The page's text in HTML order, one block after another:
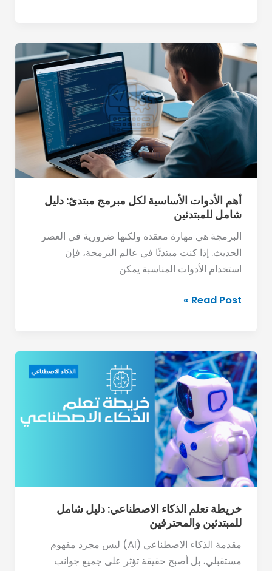
أهم الأدوات الأساسية لكل مبرمج مبتدئ: دليل
شامل للمبتدئين
البرمجة هي مهارة معقدة ولكنها ضرورية في العصر
الحديث. إذا كنت مبتدئًا في عالم البرمجة، فإن
استخدام الأدوات المناسبة يمكن
أهم
الأدوات
الأساسية
لكل
مبرمج
مبتدئ:
دليل
للمبتدئين
Read Post »
خريطة تعلم الذكاء الاصطناعي: دليل شامل
للمبتدئين والمحترفين
مقدمة الذكاء الاصطناعي (AI) ليس مجرد مفهوم
مستقبلي، بل أصبح حقيقة تؤثر على جميع جوانب
خريطة
تعلم
الذكاء
الاصطناعي:
دليل
شامل
للمبتدئين
والمحترفين